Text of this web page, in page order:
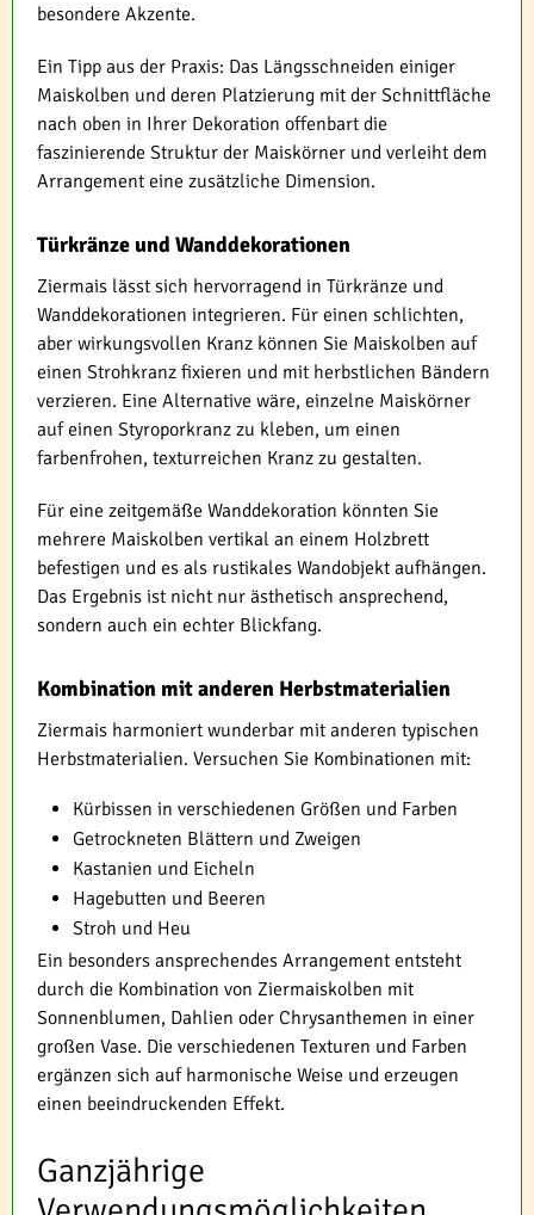
besondere Akzente.
Ein Tipp aus der Praxis: Das Längsschneiden einiger
Maiskolben und deren Platzierung mit der Schnittfläche
nach oben in Ihrer Dekoration offenbart die
faszinierende Struktur der Maiskörner und verleiht dem
Arrangement eine zusätzliche Dimension.
Türkränze und Wanddekorationen
Ziermais lässt sich hervorragend in Türkränze und
Wanddekorationen integrieren. Für einen schlichten,
aber wirkungsvollen Kranz können Sie Maiskolben auf
einen Strohkranz fixieren und mit herbstlichen Bändern
verzieren. Eine Alternative wäre, einzelne Maiskörner
auf einen Styroporkranz zu kleben, um einen
farbenfrohen, texturreichen Kranz zu gestalten.
Für eine zeitgemäße Wanddekoration könnten Sie
mehrere Maiskolben vertikal an einem Holzbrett
befestigen und es als rustikales Wandobjekt aufhängen.
Das Ergebnis ist nicht nur ästhetisch ansprechend,
sondern auch ein echter Blickfang.
Kombination mit anderen Herbstmaterialien
Ziermais harmoniert wunderbar mit anderen typischen
Herbstmaterialien. Versuchen Sie Kombinationen mit:
Kürbissen in verschiedenen Größen und Farben
Getrockneten Blättern und Zweigen
Kastanien und Eicheln
Hagebutten und Beeren
Stroh und Heu
Ein besonders ansprechendes Arrangement entsteht
durch die Kombination von Ziermaiskolben mit
Sonnenblumen, Dahlien oder Chrysanthemen in einer
großen Vase. Die verschiedenen Texturen und Farben
ergänzen sich auf harmonische Weise und erzeugen
einen beeindruckenden Effekt.
Ganzjährige